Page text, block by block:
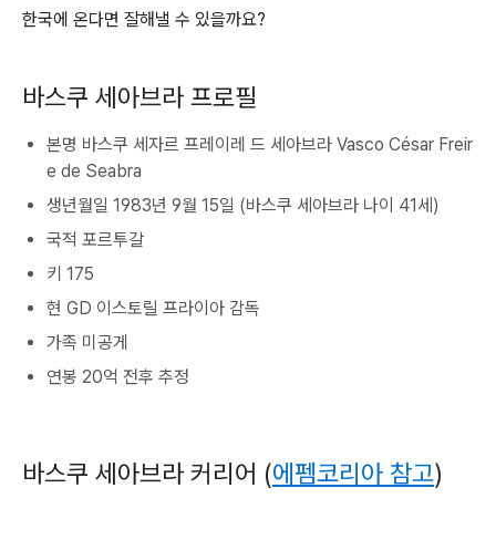
한국에 온다면 잘해낼 수 있을까요?
바스쿠 세아브라 프로필
본명 바스쿠 세자르 프레이레 드 세아브라 Vasco César Freir
e de Seabra
생년월일 1983년 9월 15일 (바스쿠 세아브라 나이 41세)
국적 포르투갈
키 175
현 GD 이스토릴 프라이아 감독
가족 미공게
연봉 20억 전후 추정
바스쿠 세아브라 커리어 (에펨코리아 참고)